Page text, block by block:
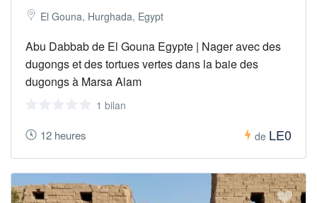
El Gouna, Hurghada, Egypt
Abu Dabbab de El Gouna Egypte | Nager avec des
dugongs et des tortues vertes dans la baie des
dugongs à Marsa Alam
1 bilan
12 heures de LE0